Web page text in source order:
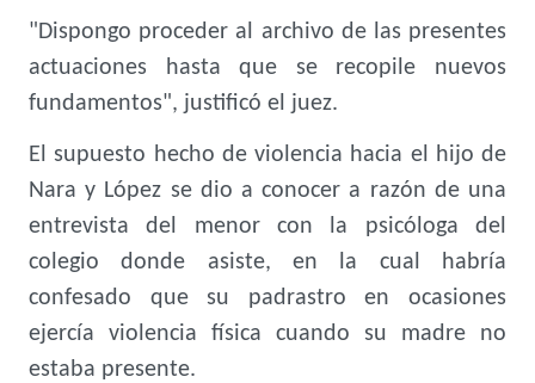
"Dispongo proceder al archivo de las presentes
actuaciones hasta que se recopile nuevos
fundamentos", justificó el juez.
El supuesto hecho de violencia hacia el hijo de
Nara y López se dio a conocer a razón de una
entrevista del menor con la psicóloga del
colegio donde asiste, en la cual habría
confesado que su padrastro en ocasiones
ejercía violencia física cuando su madre no
estaba presente.